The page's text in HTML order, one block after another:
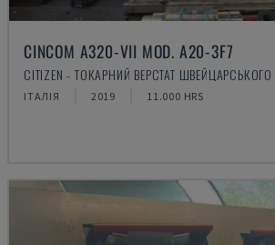
CINCOM A320-VII MOD. A20-3F7
CITIZEN - ТОКАРНИЙ ВЕРСТАТ
ІТАЛІЯ 2019 11.000 HRS